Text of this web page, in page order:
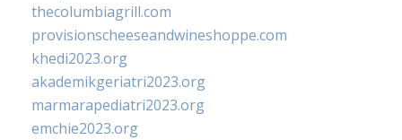
thecolumbiagrill.com
provisionscheeseandwineshoppe.com
khedi2023.org
akademikgeriatri2023.org
marmarapediatri2023.org
emchie2023.org